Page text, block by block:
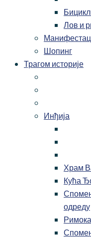
Лов и
Шопинг
Трагом историје
Инђија
Храм
Кућа
одреду